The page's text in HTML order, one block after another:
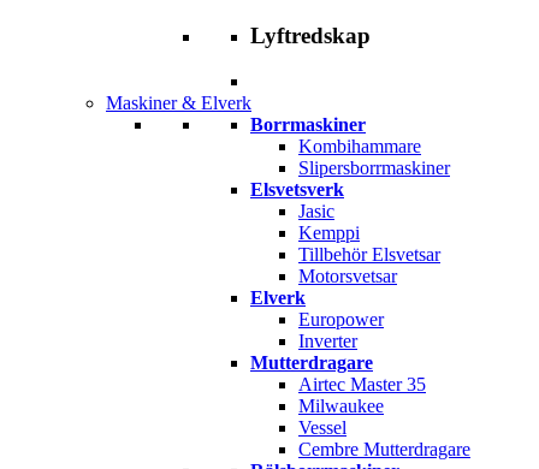
Lyftredskap
Maskiner & Elverk
Borrmaskiner
Kombihammare
Slipersborrmaskiner
Elsvetsverk
Jasic
Kemppi
Tillbehör Elsvetsar
Motorsvetsar
Elverk
Europower
Inverter
Mutterdragare
Airtec Master 35
Milwaukee
Vessel
Cembre Mutterdragare